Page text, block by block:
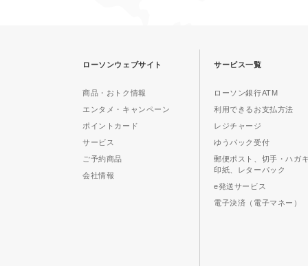
ローソンウェブサイト
商品・おトク情報
エンタメ・キャンペーン
ポイントカード
サービス
ご予約商品
会社情報
サービス一覧
ローソン銀行ATM
利用できるお支払方法
レジチャージ
ゆうパック受付
郵便ポスト、切手・ハガ
印紙、レターパック
e発送サービス
電子決済（電子マネー）